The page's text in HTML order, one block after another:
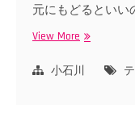
元にもどるとい
View Moreお
ん
小石川